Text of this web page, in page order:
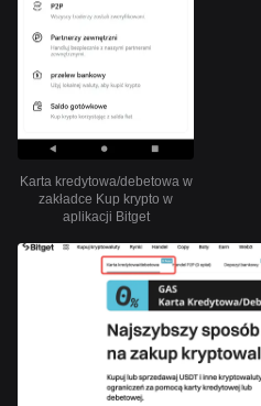
Karta kredytowa/debetowa w
zakładce Kup krypto w
aplikacji Bitget